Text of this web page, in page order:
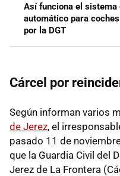
Así funciona el sistema
automático para
por la DGT
Cárcel por
Según informan varios
de Jerez, el
pasado 11 de
que la Guardia Civil del
Jerez de La Frontera